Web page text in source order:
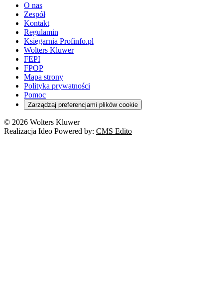
O nas
Zespół
Kontakt
Regulamin
Księgarnia Profinfo.pl
Wolters Kluwer
FEPI
FPOP
Mapa strony
Polityka prywatności
Pomoc
Zarządzaj preferencjami plików cookie
© 2026 Wolters Kluwer
Realizacja Ideo Powered by: CMS Edito